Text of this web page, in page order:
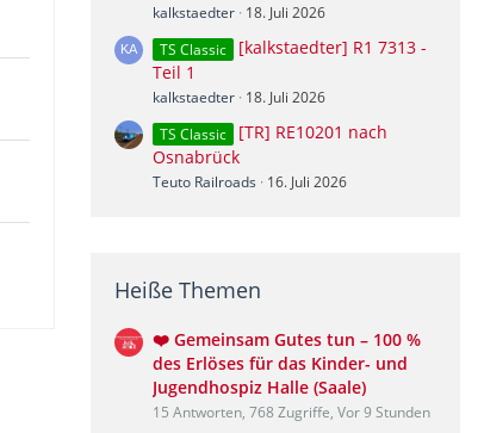
kalkstaedter 18. Juli 2026
TS Classic
[kalkstaedter] R1 7313 -
Teil 1
kalkstaedter 18. Juli 2026
TS Classic
[TR] RE10201 nach
Osnabrück
Teuto Railroads 16. Juli 2026
Heiße Themen
❤️ Gemeinsam Gutes tun – 100 %
des Erlöses für das Kinder- und
Jugendhospiz Halle (Saale)
15 Antworten, 768 Zugriffe, Vor 9 Stunden